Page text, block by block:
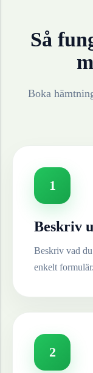
Så
Boka
1
Beskriv
Beskriv vad
enkelt formulär.
2